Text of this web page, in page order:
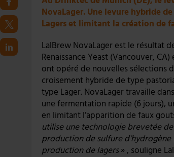
NovaLager. Une levure hybride
Lagers et limitant la création de
LalBrew NovaLager est le résultat
Renaissance Yeast (Vancouver,
ont opéré de nouvelles sélections
croisement hybride de type
type Lager. NovaLager travaille
une fermentation rapide (6 jours),
en limitant l’apparition de faux
utilise une technologie brevetée de
production de sulfure d’hydrogène
production de lagers» , souligne